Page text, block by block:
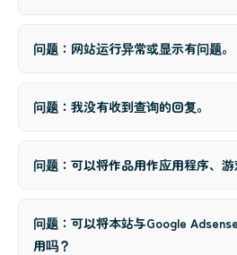
问题：网站运行异常或显示有问题。
问题：我没有收到查询的回复。
问题：可以将作品用作应用程序、
问题：可以将本站与Google
用吗？